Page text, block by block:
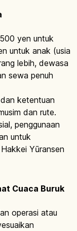
yen untuk
untuk anak (usia
lebih, dewasa
sewa penuh
ketentuan
dan rute.
penggunaan
untuk
Yūransen
Cuaca Buruk
operasi atau